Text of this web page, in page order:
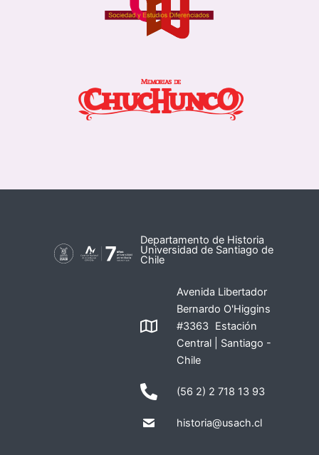
Departamento de Historia
Universidad de Santiago de
Chile
Avenida Libertador
Bernardo O'Higgins
#3363 Estación
Central | Santiago -
Chile
(56 2) 2 718 13 93
historia@usach.cl